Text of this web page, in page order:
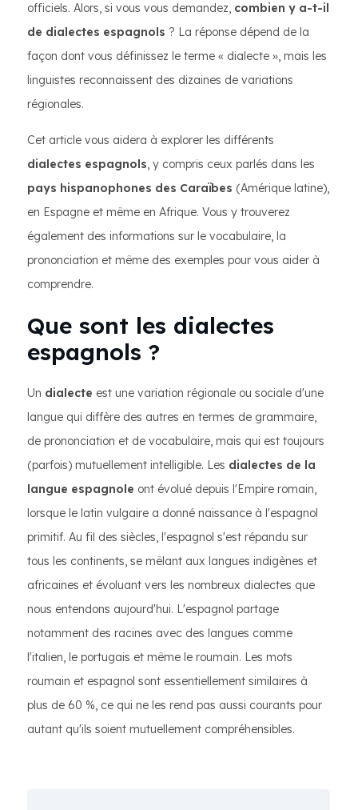
officiels. Alors, si vous vous demandez, combien y a-t-il
de dialectes espagnols ? La réponse dépend de la
façon dont vous définissez le terme « dialecte », mais les
linguistes reconnaissent des dizaines de variations
régionales.
Cet article vous aidera à explorer les différents
dialectes espagnols, y compris ceux parlés dans les
pays hispanophones des Caraïbes (Amérique latine),
en Espagne et même en Afrique. Vous y trouverez
également des informations sur le vocabulaire, la
prononciation et même des exemples pour vous aider à
comprendre.
Que sont les dialectes
espagnols ?
Un dialecte est une variation régionale ou sociale d'une
langue qui diffère des autres en termes de grammaire,
de prononciation et de vocabulaire, mais qui est toujours
(parfois) mutuellement intelligible. Les dialectes de la
langue espagnole ont évolué depuis l'Empire romain,
lorsque le latin vulgaire a donné naissance à l'espagnol
primitif. Au fil des siècles, l'espagnol s'est répandu sur
tous les continents, se mêlant aux langues indigènes et
africaines et évoluant vers les nombreux dialectes que
nous entendons aujourd'hui. L'espagnol partage
notamment des racines avec des langues comme
l'italien, le portugais et même le roumain. Les mots
roumain et espagnol sont essentiellement similaires à
plus de 60 %, ce qui ne les rend pas aussi courants pour
autant qu'ils soient mutuellement compréhensibles.